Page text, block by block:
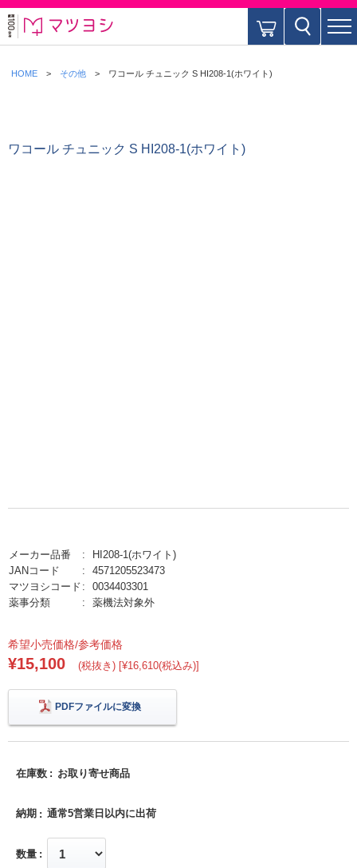
HOME その他 ワコール チュニック S HI208-1(ホワイト)
ワコール チュニック S HI208-1(ホワイト)
メーカー品番
HI208-1(ホワイト)
JANコード
4571205523473
マツヨシコード
0034403301
薬事分類
薬機法対象外
希望小売価格/参考価格
¥15,100 (税抜き) [¥16,610(税込み)]
PDFファイルに変換
在庫数 お取り寄せ商品
納期 通常5営業日以内に出荷
数量